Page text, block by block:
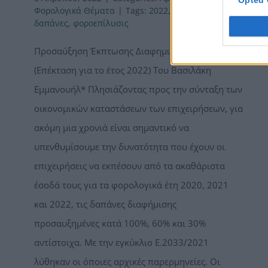
Φορολογικά Θέματα | Tags: 2022,
δαπάνες, φοροεπίλυσις
Προσαύξηση Έκπτωσης Διαφημιστικής Δαπάνης
(Επέκταση για το έτος 2022) Του Βασιλάκη
Εμμανουήλ* Πλησιάζοντας προς την σύνταξη των
οικονομικών καταστάσεων των επιχειρήσεων, για
ακόμη μια χρονιά είναι σημαντικό να
υπενθυμίσουμε την δυνατότητα που έχουν οι
επιχειρήσεις να εκπέσουν από τα ακαθάριστα
έσοδά τους για τα φορολογικά έτη 2020, 2021
και 2022, τις δαπάνες διαφήμισης
προσαυξημένες κατά 100%, 60% και 30%
αντίστοιχα. Με την εγκύκλιο Ε.2033/2021
λύθηκαν οι όποιες αρχικές παρερμηνείες. Οι